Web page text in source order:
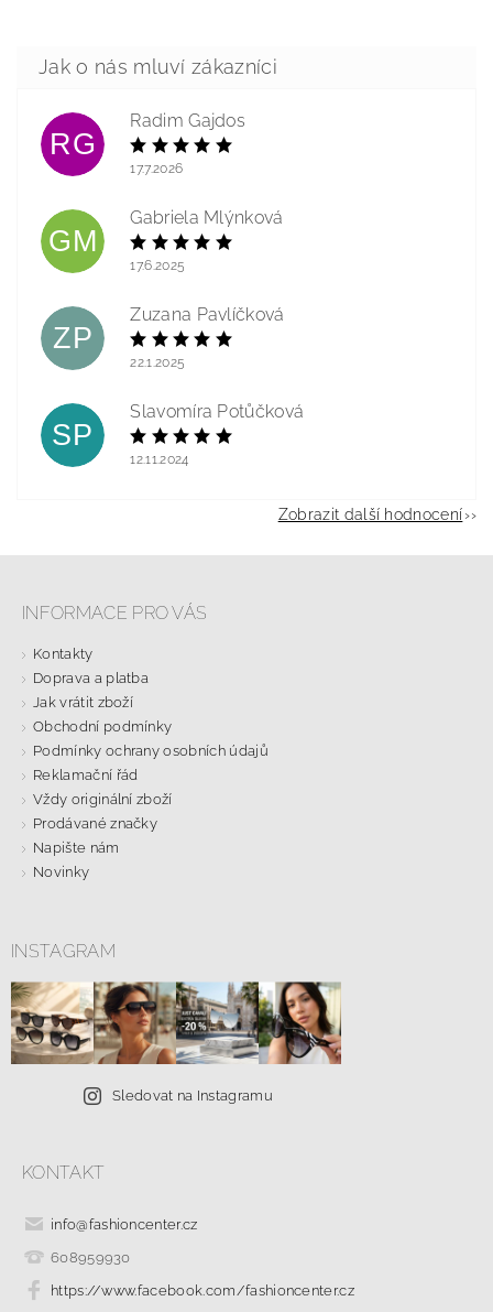
RG
Radim Gajdos
17.7.2026
GM
Gabriela Mlýnková
17.6.2025
ZP
Zuzana Pavlíčková
22.1.2025
SP
Slavomíra Potůčková
12.11.2024
Zobrazit další hodnocení
INFORMACE PRO VÁS
Kontakty
Doprava a platba
Jak vrátit zboží
Obchodní podmínky
Podmínky ochrany osobních údajů
Reklamační řád
Vždy originální zboží
Prodávané značky
Napište nám
Novinky
INSTAGRAM
Sledovat na Instagramu
KONTAKT
info@fashioncenter.cz
608959930
https://www.facebook.com/fashioncenter.cz